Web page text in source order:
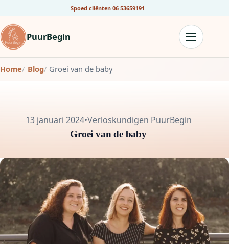
Spoed cliënten 06 53659191
PuurBegin
Home Blog Groei van de baby
13 januari 2024•Verloskundigen PuurBegin
Groei van de baby